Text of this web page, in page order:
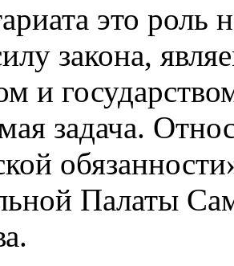
это
закона,
и
задача.
Палаты